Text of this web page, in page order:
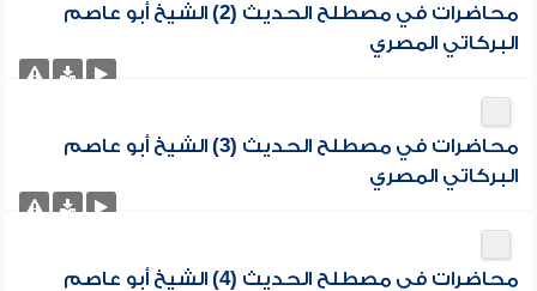
محاضرات في مصطلح الحديث (2) الشيخ أبو عاصم
البركاتي المصري
محاضرات في مصطلح الحديث (3) الشيخ أبو عاصم
البركاتي المصري
محاضرات في مصطلح الحديث (4) الشيخ أبو عاصم